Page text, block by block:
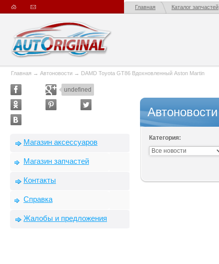
Главная Каталог запчастей
Главная → Автоновости → DAMD Toyota GT86 Вдохновленный Aston Martin
undefined
Магазин аксессуаров
Магазин запчастей
Контакты
Справка
Жалобы и предложения
Автоновости
Категория: